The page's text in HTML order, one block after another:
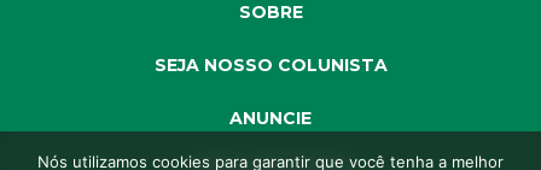
SOBRE
SEJA NOSSO COLUNISTA
ANUNCIE
Nós utilizamos cookies para garantir que você tenha a melhor